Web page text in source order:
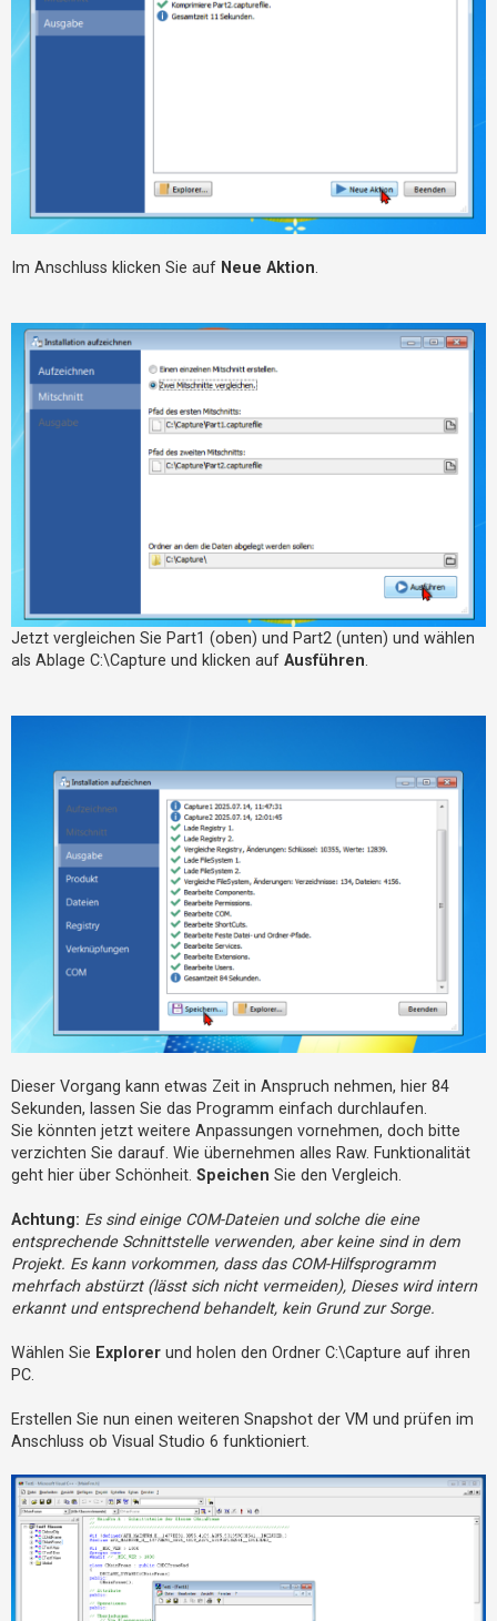
Im Anschluss klicken Sie auf Neue Aktion
Jetzt vergleichen Sie Part1 (oben) und Part2 (unten) und wählen
als Ablage C:\Capture und klicken auf Ausführen.
Dieser Vorgang kann etwas Zeit in Anspruch nehmen, hier 84
Sekunden, lassen Sie das Programm einfach durchlaufen.
Sie könnten jetzt weitere Anpassungen vornehmen, doch bitte
verzichten Sie darauf. Wie übernehmen alles Raw. Funktionalität
geht hier über Schönheit. Speichen Sie den Vergleich.
Achtung: Es sind einige COM-Dateien und solche die eine
entsprechende Schnittstelle verwenden, aber keine sind in dem
Projekt. Es kann vorkommen, dass das COM-Hilfsprogramm
mehrfach abstürzt (lässt sich nicht vermeiden), Dieses wird intern
erkannt und entsprechend behandelt, kein Grund zur Sorge.
Wählen Sie Explorer und holen den Ordner C:\Capture auf ihren
PC.
Erstellen Sie nun einen weiteren Snapshot der VM und prüfen im
Anschluss ob Visual Studio 6 funktioniert.